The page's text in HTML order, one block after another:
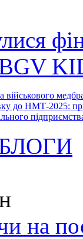
до НМТ-2025:
на